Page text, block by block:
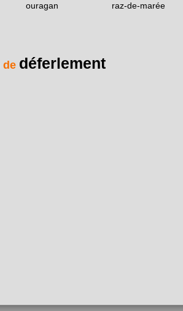
ouragan raz-de-marée
de déferlement